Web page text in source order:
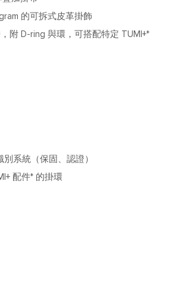
的可拆式皮革掛飾
附 D-ring 與環，可搭配特定 TUMI+*
別系統（保固、認證）
配件* 的掛環